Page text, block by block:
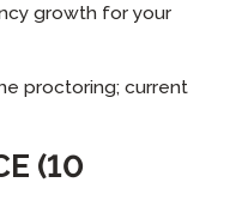
growth for your
proctoring; current
(10